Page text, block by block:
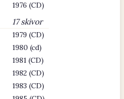
1976 (CD)
17 skivor
1979 (CD)
1980 (cd)
1981 (CD)
1982 (CD)
1983 (CD)